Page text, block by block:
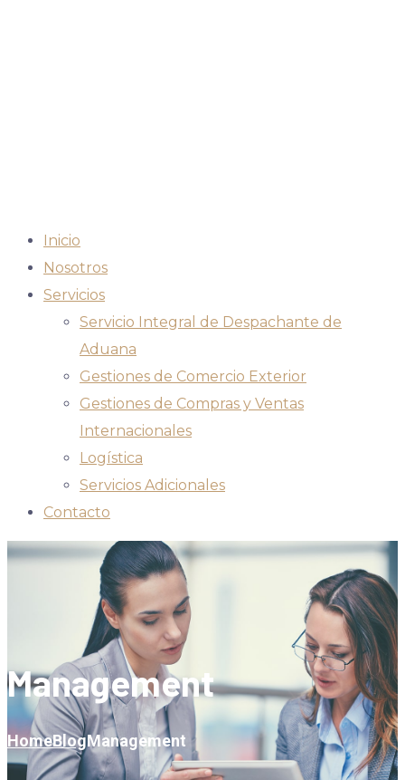
Inicio
Nosotros
Servicios
Servicio Integral de Despachante de
Aduana
Gestiones de Comercio Exterior
Gestiones de Compras y Ventas
Internacionales
Logística
Servicios Adicionales
Contacto
Management
HomeBlogManagement